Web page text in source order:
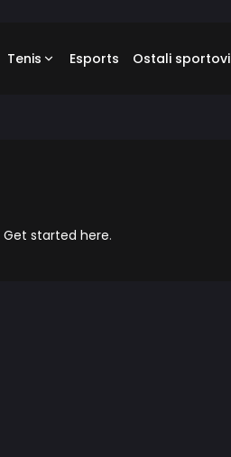
Tenis Esports Ostali sportovi
Get started here.